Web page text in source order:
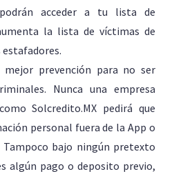
acceder a tu lista de
la lista de víctimas de
mejor prevención para no ser
Nunca una empresa
Solcredito.MX pedirá que
personal fuera de la App o
bajo ningún pretexto
algún pago o deposito previo,